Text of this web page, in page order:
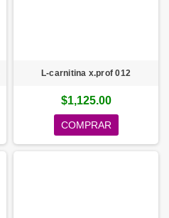
L-carnitina x.prof 012
$1,125.00
COMPRAR